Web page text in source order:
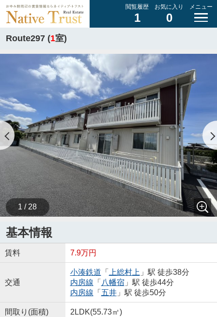
閲覧履歴
1
お気に入り
0
メニュー
Route297 (1室)
1 / 28
基本情報
賃料 7.9万円
交通
小湊鉄道 「 上総村上 」駅 徒歩38分
内房線 「 八幡宿 」駅 徒歩44分
内房線 「 五井」駅 徒歩50分
間取り(面積) 2LDK(55.73㎡)